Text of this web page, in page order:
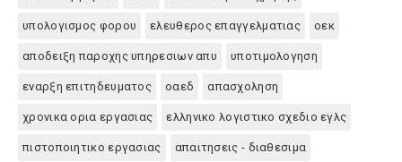
υπολογισμος φορου ελευθερος επαγγελματιας οεκ
αποδειξη παροχης υπηρεσιων απυ υποτιμολογηση
εναρξη επιτηδευματος οαεδ απασχοληση
χρονικα ορια εργασιας ελληνικο λογιστικο σχεδιο εγλς
πιστοποιητικο εργασιας απαιτησεις - διαθεσιμα